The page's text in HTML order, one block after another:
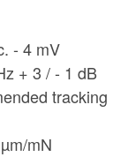
- 4 mV
+ 3 / - 1 dB
tracking
mN